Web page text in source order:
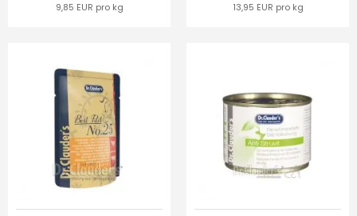
9,85 EUR pro kg 13,95 EUR pro kg